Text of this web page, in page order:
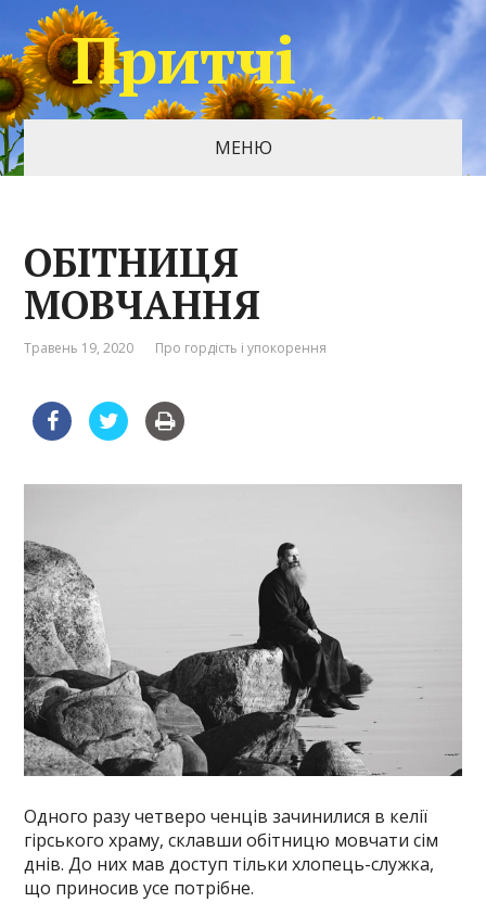
Притчі
МЕНЮ
ОБІТНИЦЯ
МОВЧАННЯ
Травень 19, 2020 Про гордість і упокорення
Одного разу четверо ченців зачинилися в келії
гірського храму, склавши обітницю мовчати сім
днів. До них мав доступ тільки хлопець-служка,
що приносив усе потрібне.